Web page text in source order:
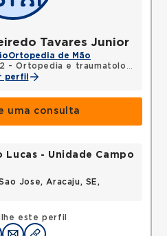
Tavares Junior
Ortopedia de Mão
- Ortopedia e traumatologia
perfil
uma consulta
este perfil
Lucas - Unidade Campo
Jose, Aracaju, SE,